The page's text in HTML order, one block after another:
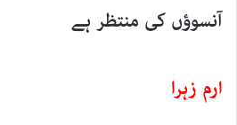
آنسوؤں کی منتظر ہے
ارم زہرا